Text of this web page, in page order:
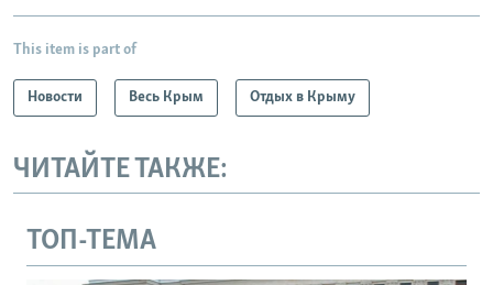
This item is part of
Новости Весь Крым Отдых в Крыму
ЧИТАЙТЕ ТАКЖЕ:
ТОП-ТЕМА